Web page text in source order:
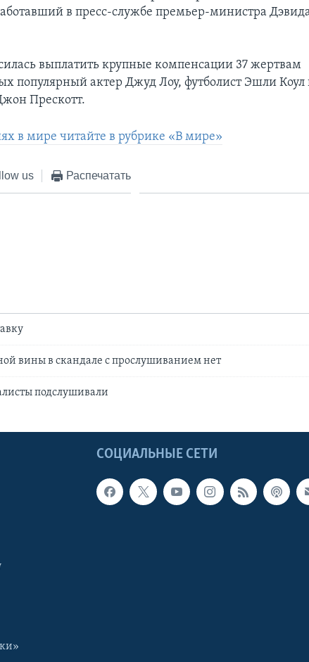
в пресс-службе премьер-министра
выплатить крупные компенсации 37 жертвам
популярный актер Джуд Лоу, футболист Эшли Коул
Прескотт.
в мире читайте в рубрике «В мире»
us Распечатать
вины в скандале с прослушиванием нет
подслушивали
СОЦИАЛЬНЫЕ СЕТИ